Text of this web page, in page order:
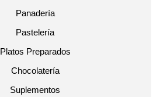
Panadería
Pastelería
Platos Preparados
Chocolatería
Suplementos